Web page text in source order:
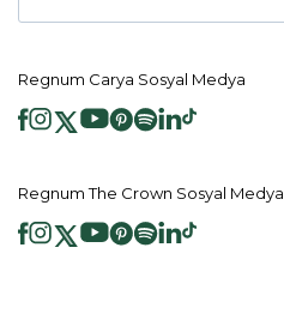
Regnum Carya Sosyal Medya
Regnum The Crown Sosyal Medya